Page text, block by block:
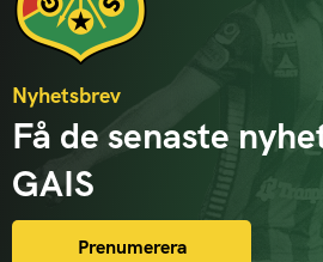
Nyhetsbrev
Få de senaste
GAIS
Prenumerera